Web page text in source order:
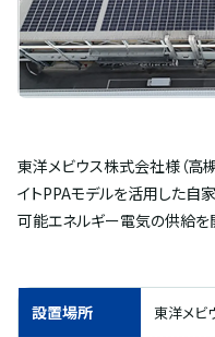
東洋メビウス株式会社様（高
イトPPAモデルを活用した自
可能エネルギー電気の供給を
設置場所 東洋メビ